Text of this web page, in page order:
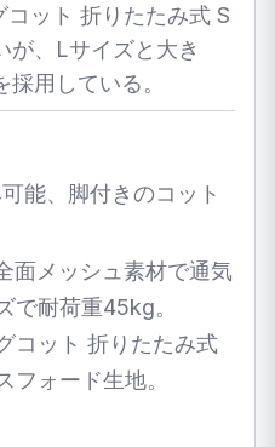
ット 折りたたみ式 S
が、Lサイズと大き
用している。
能、脚付きのコット
面メッシュ素材で通気
で耐荷重45kg。
コット 折りたたみ式
フォード生地。